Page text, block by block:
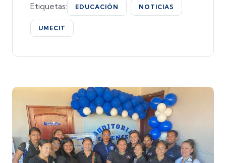
Etiquetas: EDUCACIÓN NOTICIAS
UMECIT